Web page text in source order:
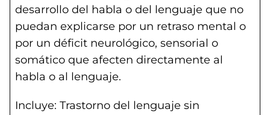
desarrollo del habla o del lenguaje que no
puedan explicarse por un retraso mental o
por un déficit neurológico, sensorial o
somático que afecten directamente al
habla o al lenguaje.
Incluye: Trastorno del lenguaje sin